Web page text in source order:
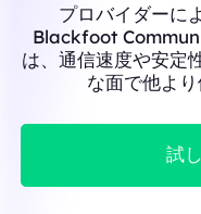
プロバイダーに
Blackfoot
は、通信速度や安定
な面で他より
試